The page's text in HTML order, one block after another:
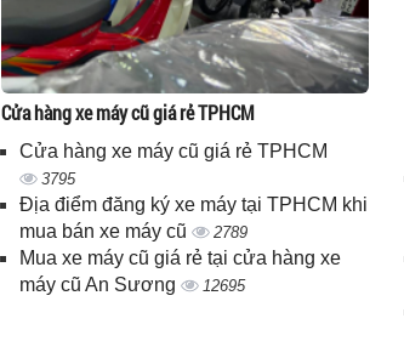
Cửa hàng xe máy cũ giá rẻ TPHCM
Cửa hàng xe máy cũ giá rẻ TPHCM
3795
Địa điểm đăng ký xe máy tại TPHCM khi
mua bán xe máy cũ
2789
Mua xe máy cũ giá rẻ tại cửa hàng xe
máy cũ An Sương
12695